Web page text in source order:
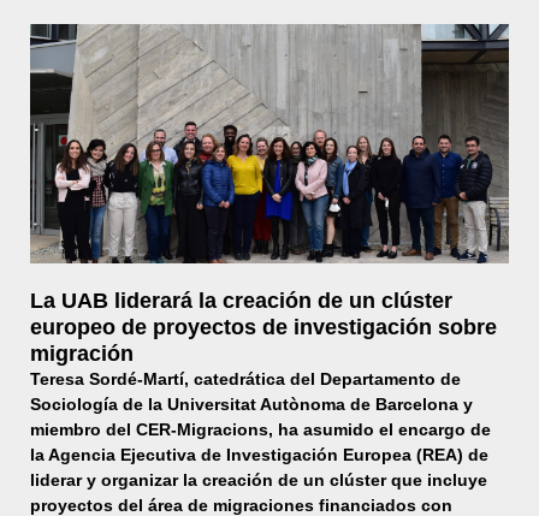
La UAB liderará la creación de un clúster
europeo de proyectos de investigación sobre
migración
Teresa Sordé-Martí, catedrática del Departamento de
Sociología de la Universitat Autònoma de Barcelona y
miembro del CER-Migracions, ha asumido el encargo de
la Agencia Ejecutiva de Investigación Europea (REA) de
liderar y organizar la creación de un clúster que incluye
proyectos del área de migraciones financiados con